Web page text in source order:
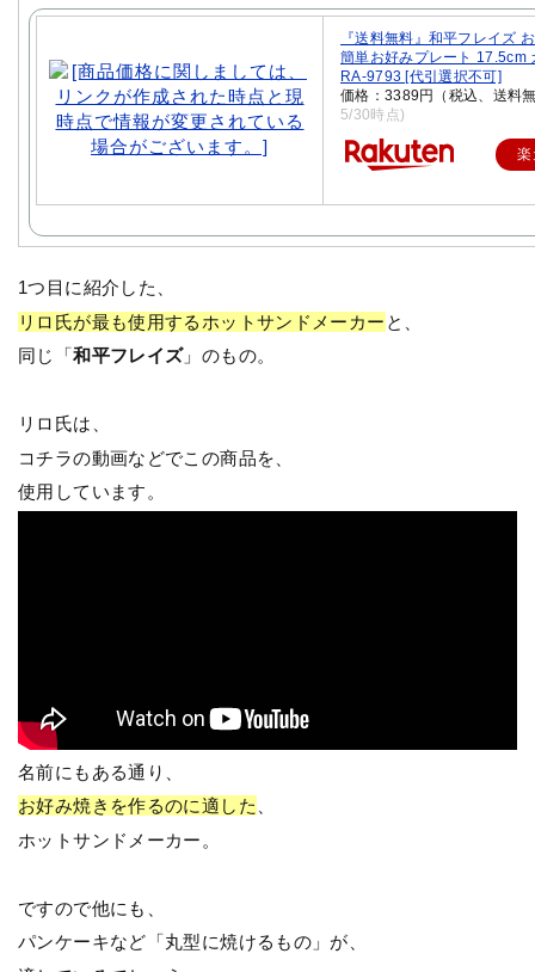
『送料無料』和平フレイズ
簡単お好みプレート 17.5cm
RA-9793 [代引選択不可]
価格：3389円（税込、送料
5/30時点)
1つ目に紹介した、
リロ氏が最も使用するホットサンドメーカー と、
同じ「和平フレイズ」のもの。
リロ氏は、
コチラの動画などでこの商品を、
使用しています。
名前にもある通り、
お好み焼きを作るのに適した
ホットサンドメーカー。
ですので他にも、
パンケーキなど「丸型に焼けるもの」が、